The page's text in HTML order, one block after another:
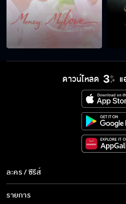
ดาวน์โหลด
ละคร / ซีรีส์
ละคร/ซีรีส์
รายการ